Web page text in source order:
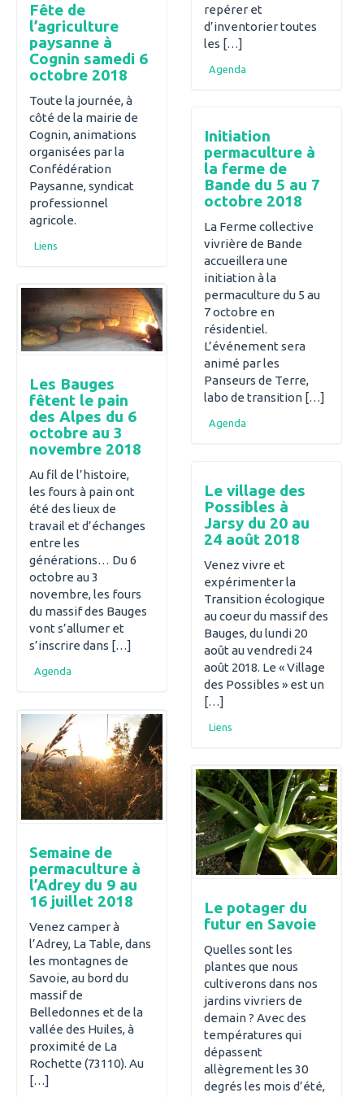
repérer et
d’inventorier toutes
les […]
Agenda
Fête de
l’agriculture
paysanne à
Cognin samedi 6
octobre 2018
Toute la journée, à
côté de la mairie de
Cognin, animations
organisées par la
Confédération
Paysanne, syndicat
professionnel
agricole.
Liens
Initiation
permaculture à
la ferme de
Bande du 5 au 7
octobre 2018
La Ferme collective
vivrière de Bande
accueillera une
initiation à la
permaculture du 5 au
7 octobre en
résidentiel.
L’événement sera
animé par les
Panseurs de Terre,
labo de transition […]
Agenda
Les Bauges
fêtent le pain
des Alpes du 6
octobre au 3
novembre 2018
Au fil de l’histoire,
les fours à pain ont
été des lieux de
travail et d’échanges
entre les
générations… Du 6
octobre au 3
novembre, les fours
du massif des Bauges
vont s’allumer et
s’inscrire dans […]
Agenda
Le village des
Possibles à
Jarsy du 20 au
24 août 2018
Venez vivre et
expérimenter la
Transition écologique
au coeur du massif des
Bauges, du lundi 20
août au vendredi 24
août 2018. Le « Village
des Possibles » est un
[…]
Liens
Semaine de
permaculture à
l’Adrey du 9 au
16 juillet 2018
Venez camper à
l’Adrey, La Table, dans
les montagnes de
Savoie, au bord du
massif de
Belledonnes et de la
vallée des Huiles, à
proximité de La
Rochette (73110). Au
[…]
Le potager du
futur en Savoie
Quelles sont les
plantes que nous
cultiverons dans nos
jardins vivriers de
demain ? Avec des
températures qui
dépassent
allègrement les 30
degrés les mois d’été,